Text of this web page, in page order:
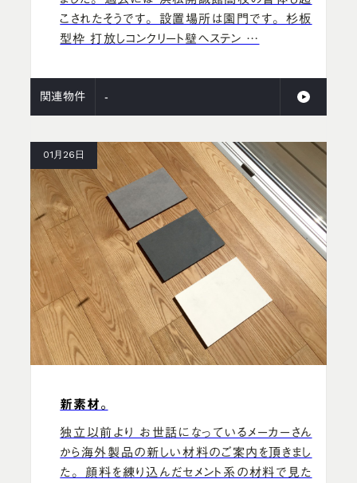
こされたそうです。 設置場所は園門です。 杉板
型枠 打放しコンクリート壁へステン …
関連物件 -
01月26日
新素材。
独立以前より お世話になっているメーカーさん
から海外製品の新しい材料のご案内を頂きまし
た。 顔料を練り込んだセメント系の材料で見た